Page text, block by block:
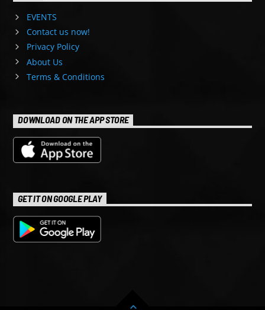
EVENTS
Contact us now!
Privacy Policy
About Us
Terms & Conditions
DOWNLOAD ON THE APP STORE
GET IT ON GOOGLE PLAY